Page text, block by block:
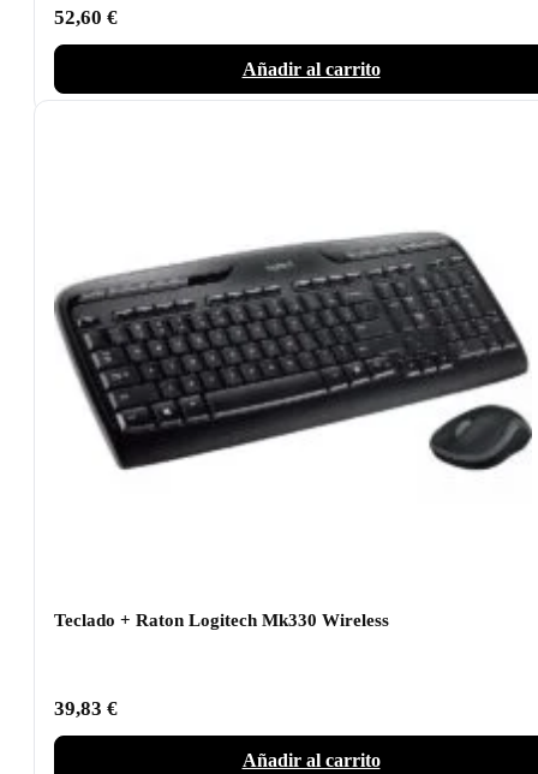
52,60 €
Añadir al carrito
Teclado + Raton Logitech Mk330 Wireless
39,83 €
Añadir al carrito